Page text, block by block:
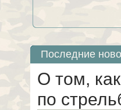
Последние
О том,
по